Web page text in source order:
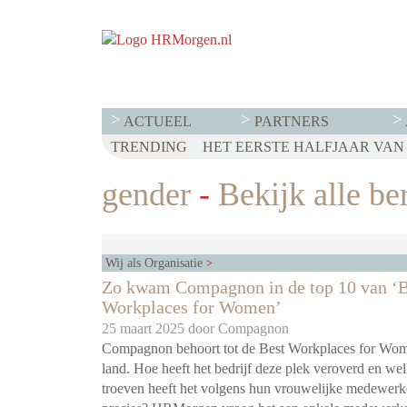
ACTUEEL PARTNERS
TRENDING WET LOONTRANSPARANTIE:
HET EERSTE HALFJAAR
VOOR EEN SUCCESVOL
gender - Bekijk alle
Wij als Organisatie
Zo kwam Compagnon in de top 10 van
Workplaces for Women’
25 maart 2025 door Compagnon
Compagnon behoort tot de Best Workplaces for
land. Hoe heeft het bedrijf deze plek veroverd en
troeven heeft het volgens hun vrouwelijke